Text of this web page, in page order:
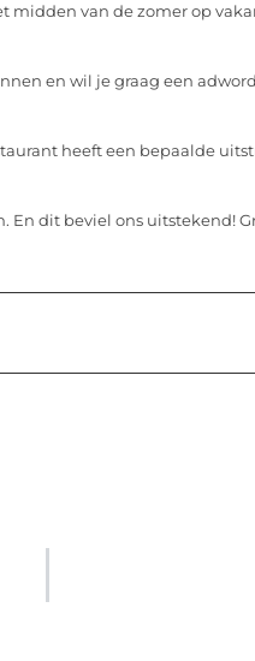
midden van de zomer op
en wil je graag een
heeft een bepaalde
dit beviel ons uitstekend!